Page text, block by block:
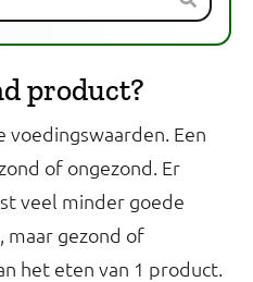
product?
Een
of ongezond. Er
veel minder goede
gezond of
het eten van 1 product.